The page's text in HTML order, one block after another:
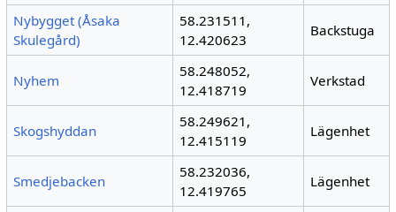
Nybygget (Åsaka
Skulegård)
58.231511,
12.420623
Backstuga
Nyhem
58.248052,
12.418719
Verkstad
Skogshyddan
58.249621,
12.415119
Lägenhet
Smedjebacken
58.232036,
12.419765
Lägenhet